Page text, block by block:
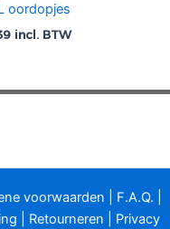
oordopjes
incl. BTW
voorwaarden F.A.Q.
Retourneren
Privacy